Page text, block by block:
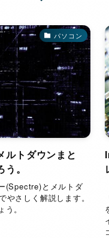
パソコン
ルトダウンまと
。
(Spectre)とメルトダ
さしく解説します。
。